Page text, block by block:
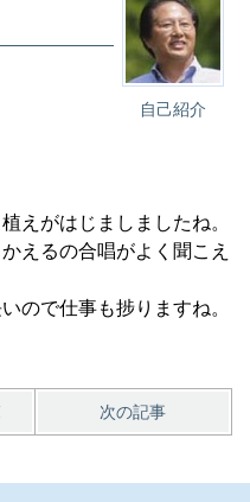
自己紹介
えがはじましましたね。
えるの合唱がよく聞こえ
ので仕事も捗りますね。
次の記事